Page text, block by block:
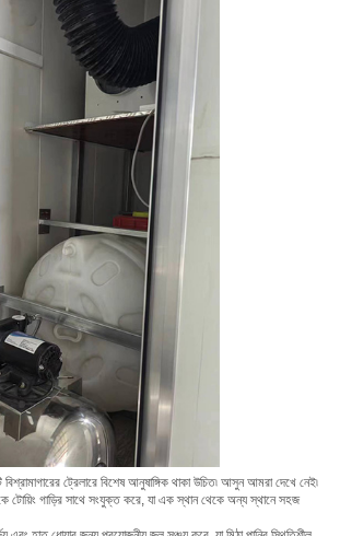
বিশ্রামাগারের ট্রেলারে বিশেষ আনুষাঙ্গিক থাকা উচিত৷ আসুন আমরা দেখে নেই৷
টোয়িং গাড়ির সাথে সংযুক্ত করে, যা এক স্থান থেকে অন্য স্থানে সহজ